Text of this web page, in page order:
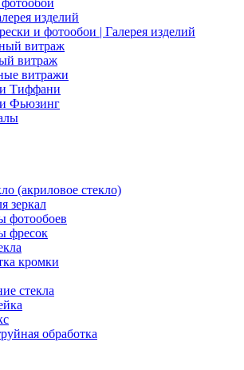
изделий
и фотообои | Галерея изделий
витраж
витраж
витражи
Тиффани
Фьюзинг
(акриловое стекло)
зеркал
фотообоев
фресок
кромки
стекла
обработка